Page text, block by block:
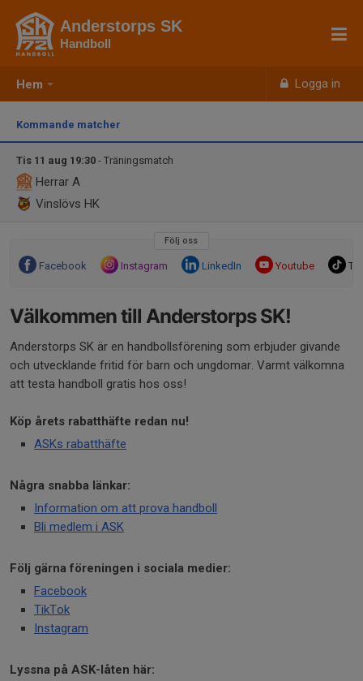
Hem Logga in
Anderstorps SK
Handboll
Kommande matcher
Tis 11 aug 19:30 - Träningsmatch
Herrar A
Vinslövs HK
Följ oss
Facebook Instagram LinkedIn Youtube
Välkommen till Anderstorps SK!
Anderstorps SK är en handbollsförening som erbjuder givande
och utvecklande fritid för barn och ungdomar. Varmt välkomna
att testa handboll gratis hos oss!
Köp årets rabatthäfte redan nu!
ASKs rabatthäfte
Några snabba länkar:
Information om att prova handboll
Bli medlem i ASK
Följ gärna föreningen i sociala medier:
Facebook
TikTok
Instagram
Lyssna på ASK-låten här: